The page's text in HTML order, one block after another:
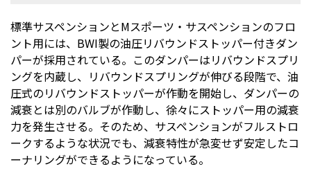
標準サスペンションとMスポーツ・サスペンションのフロ
ント用には、BWI製の油圧リバウンドストッパー付きダン
パーが採用されている。このダンパーはリバウンドスプリ
ングを内蔵し、リバウンドスプリングが伸びる段階で、油
圧式のリバウンドストッパーが作動を開始し、ダンパーの
減衰とは別のバルブが作動し、徐々にストッパー用の減衰
力を発生させる。そのため、サスペンションがフルストロ
ークするような状況でも、減衰特性が急変せず安定したコ
ーナリングができるようになっている。